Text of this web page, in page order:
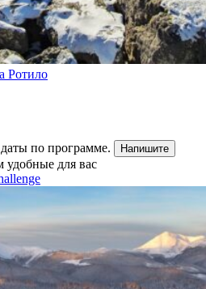
Ротило
по программе.
Напишите
удобные для вас